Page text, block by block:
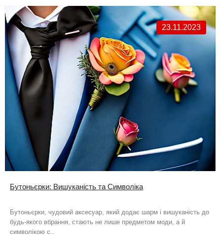
23.11.2023
Бутоньєрки: Вишуканість та Символіка
Бутоньєрки, чудовий аксесуар, який додає шарм і вишуканість до
будь-якого вбрання, стають не лише предметом моди, а й
символікою с..